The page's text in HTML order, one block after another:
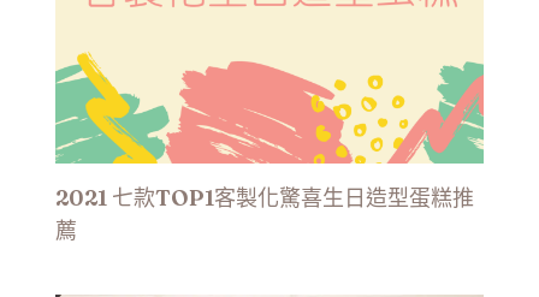
2021 七款TOP1客製化驚喜生日造型蛋糕推
薦